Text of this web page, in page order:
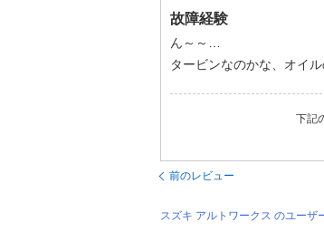
故障経験
ん～～…
タービンなのかな、オイ
下記
前のレビュー
スズキ アルトワークス のユーザ